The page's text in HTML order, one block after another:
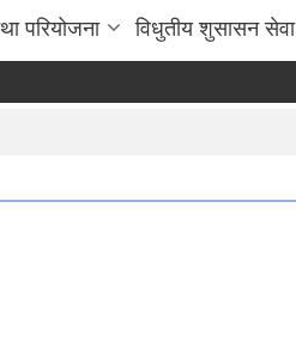
परियोजना विधुतीय शुसासन सेवा